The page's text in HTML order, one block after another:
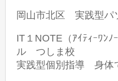
岡山市北区 実践型パ
IT１NOTE（ｱｲﾃｨｰﾜﾝﾉ
ル つしま校
実践型個別指導 身体